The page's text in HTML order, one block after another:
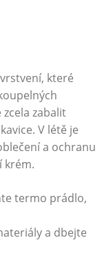
které
zabalit
V létě je
a ochranu
krém.
termo prádlo,
a dbejte